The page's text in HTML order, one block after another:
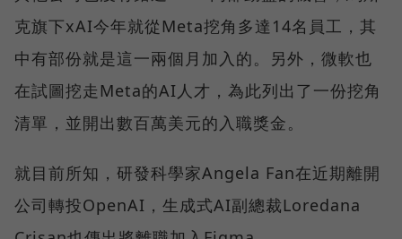
克旗下xAI今年就從Meta挖角多達14名員工，其
中有部份就是這一兩個月加入的。另外，微軟也
在試圖挖走Meta的AI人才，為此列出了一份挖角
清單，並開出數百萬美元的入職獎金。
就目前所知，研發科學家Angela Fan在近期離開
公司轉投OpenAI，生成式AI副總裁Loredana